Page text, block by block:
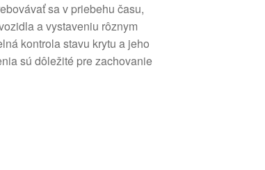
sa v priebehu času,
a vystaveniu rôznym
kontrola stavu krytu a jeho
sú dôležité pre zachovanie